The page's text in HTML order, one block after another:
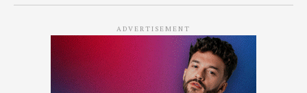
ADVERTISEMENT